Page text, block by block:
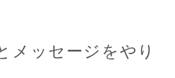
メッセージをやり